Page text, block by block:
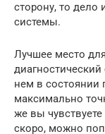
сторону, то дело
системы.
Лучшее место
нем в состоянии
максимально
же вы
скоро, можно